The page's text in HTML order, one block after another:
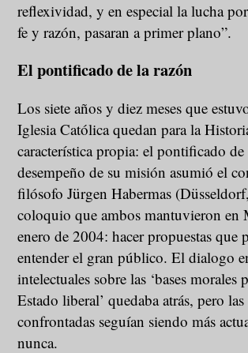
reflexividad, y en especial la lucha
fe y razón, pasaran a primer plano”.
El pontificado de la razón
Los siete años y diez meses que
Iglesia Católica quedan para la
característica propia: el pontificado
desempeño de su misión asumió el
filósofo Jürgen Habermas
coloquio que ambos mantuvieron en
enero de 2004: hacer propuestas que
entender el gran público. El dialogo
intelectuales sobre las ‘bases morales
Estado liberal’ quedaba atrás, pero las
confrontadas seguían siendo más
nunca.